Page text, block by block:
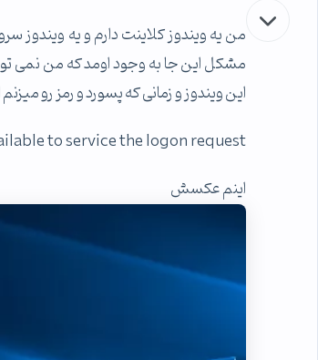
این ویندوز و زمانی که پسورد و رمز رو
to service the logon request
اینم عکسش